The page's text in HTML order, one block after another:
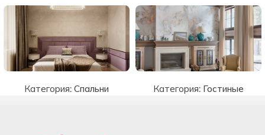
Категория:Спальни Категория: Гостиные